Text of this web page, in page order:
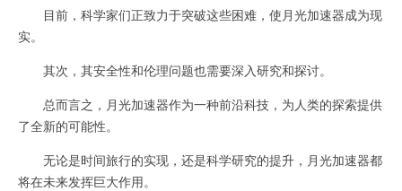
目前，科学家们正致力于突破这些困难，使月光加速器成为现
实。
其次，其安全性和伦理问题也需要深入研究和探讨。
总而言之，月光加速器作为一种前沿科技，为人类的探索提供
了全新的可能性。
无论是时间旅行的实现，还是科学研究的提升，月光加速器都
将在未来发挥巨大作用。